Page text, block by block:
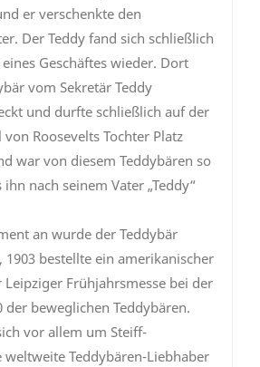
er verschenkte den
Der Teddy fand sich schließlich
Geschäftes wieder. Dort
vom Sekretär Teddy
und durfte schließlich auf der
Roosevelts Tochter Platz
war von diesem Teddybären so
nach seinem Vater „Teddy“
an wurde der Teddybär
bestellte ein amerikanischer
Frühjahrsmesse bei der
der beweglichen Teddybären.
vor allem um Steiff-
weltweite Teddybären-Liebhaber